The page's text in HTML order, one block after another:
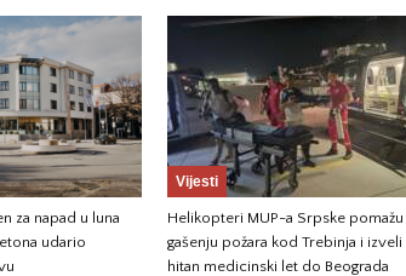
za napad u luna
udario
Vijesti
Helikopteri MUP-a Srpske pomažu
gašenju požara kod Trebinja i izveli
hitan medicinski let do Beograda